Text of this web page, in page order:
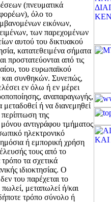
(πνευματικά
όλο το
εικόνων,
των παρεχομένων
αυτού του δικτυακού
κατατεθειμένα σήματα
προστατεύονται από τις
του ευρωπαϊκού
και συνθηκών. Συνεπώς,
εν όλω ή εν μέρει
αναπαραγωγής,
ή να διανεμηθεί
περίπτωση της
αντιγράφου τμήματος
ηλεκτρονικό
ή εμπορική χρήση
τους από το
τα σχετικά
ιδιοκτησίας. Ο
του παρέχεται το
πωλεί, μεταπωλεί ή/και
τρόπο σύνολο ή